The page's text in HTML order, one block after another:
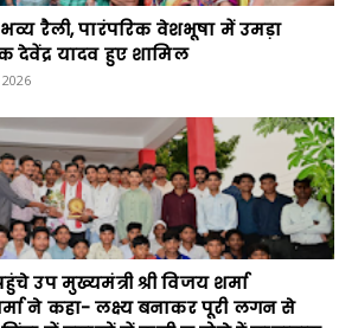
उप मुख्यमंत्री श्री विजय शर्मा
ने कहा- लक्ष्य बनाकर पूरी लगन से
में प्रयासों में कमी न होने दें,छात्रावास
परीक्षाओं की किताबें और कंप्यूटर भी